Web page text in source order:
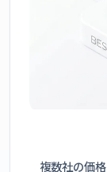
複数社の価